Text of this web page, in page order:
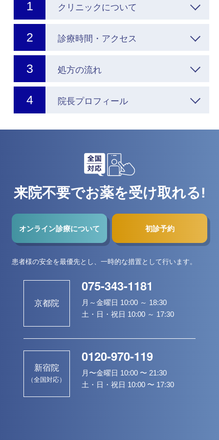
クリニックについて
診療時間・アクセス
処方の流れ
院長プロフィール
来院不要でお薬を受け取れる!
オンライン診療について 初診予約
患者様の安全を最優先とし、一時的な措置として行います。
京都院
075-343-1181
月～金曜日 10:00 ～ 18:30
土・日・祝日 10:00 ～ 17:30
新宿院
（全国対応）
0120-970-119
月〜金曜日 10:00 〜 21:30
土・日・祝日 10:00 〜 17:30